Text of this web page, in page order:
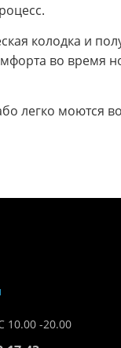
колодка и
во время
легко моются
10.00 -20.00